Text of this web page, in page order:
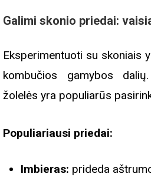
Galimi skonio priedai:
Eksperimentuoti su skoniais
kombučios gamybos
žolelės yra populiarūs
Populiariausi priedai:
Imbieras: prideda